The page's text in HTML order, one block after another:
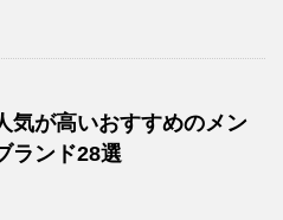
気が高いおすすめのメン
ランド28選